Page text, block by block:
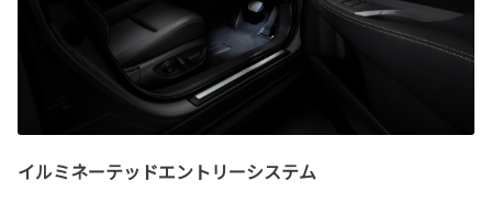
イルミネーテッドエントリーシステム